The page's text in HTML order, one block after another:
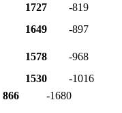
1727
-819
1649 -897
1578
-968
1530
-1016
866 -1680